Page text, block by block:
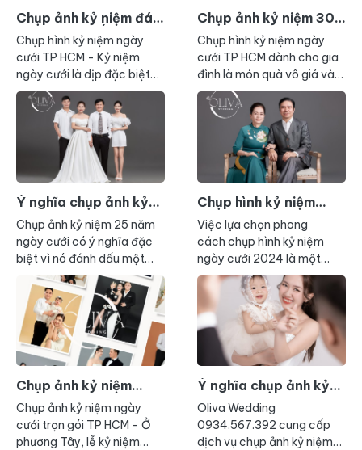
Chụp ảnh kỷ niệm đám
cưới NGỌC BÍCH 55
năm
Chụp hình kỷ niệm ngày
cưới TP HCM - Kỷ niệm
ngày cưới là dịp đặc biệt
để bạn cùng người bạn đời
của mình ôn lại chặng
đường đã qua, trân trọng
hiện tại và cùng nhau nhìn
về tương lai xa hơn.
Chụp ảnh kỷ niệm 30
năm ngày cưới TP
HCM
Chụp hình kỷ niệm ngày
cưới TP HCM dành cho gia
đình là món quà vô giá và
tạo sự gắn kết các thành
viên hơn thế nó còn tạo
dựng kỷ niệm gia đình.
Ý nghĩa chụp ảnh kỷ
niệm đám cưới bạc 25
năm
Chụp ảnh kỷ niệm 25 năm
ngày cưới có ý nghĩa đặc
biệt vì nó đánh dấu một
cột mốc quan trọng trong
hành trình tình yêu và sự
cam kết của đôi vợ chồng.
Dưới đây là một số ý nghĩa
cụ thể:
Chụp hình kỷ niệm
ngày cưới trọn gói TP
HCM
Việc lựa chọn phong
cách chụp hình kỷ niệm
ngày cưới 2024 là một
quyết định quan trọng, ảnh
hưởng trực tiếp đến vẻ đẹp
và ý nghĩa của bộ ảnh. Để
có một bộ ảnh thật ưng ý,
bạn cần cân nhắc nhiều
yếu tố như: sở thích, cá tính
của cặp đôi, địa điểm
chụp, thời gian và ngân
sách. Dưới đây là một số
phong cách chụp ảnh kỷ
niệm cưới phổ biến mà bạn
Chụp ảnh kỷ niệm
ngày cưới trọn gói TP
HCM
Chụp ảnh kỷ niệm ngày
cưới trọn gói TP HCM - Ở
phương Tây, lễ kỷ niệm
Ý nghĩa chụp ảnh kỷ
niệm ngày cưới TP
HCM
Oliva Wedding
0934.567.392 cung cấp
dịch vụ chụp ảnh kỷ niệm